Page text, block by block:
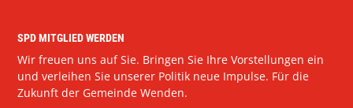
SPD MITGLIED WERDEN
Wir freuen uns auf Sie. Bringen Sie Ihre Vorstellungen ein
und verleihen Sie unserer Politik neue Impulse. Für die
Zukunft der Gemeinde Wenden.